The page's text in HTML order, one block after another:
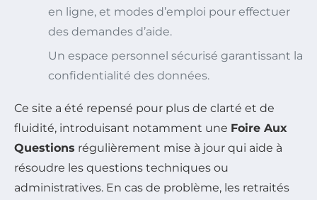
en ligne, et modes d’emploi pour effectuer
des demandes d’aide.
Un espace personnel sécurisé garantissant la
confidentialité des données.
Ce site a été repensé pour plus de clarté et de
fluidité, introduisant notamment une Foire Aux
Questions régulièrement mise à jour qui aide à
résoudre les questions techniques ou
administratives. En cas de problème, les retraités